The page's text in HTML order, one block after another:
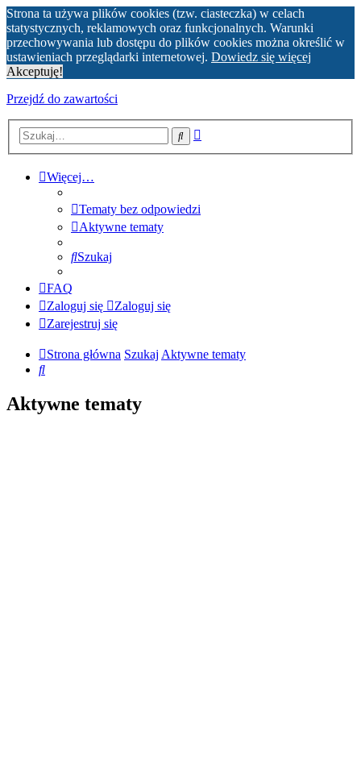
Strona ta używa plików cookies (tzw. ciasteczka) w celach
statystycznych, reklamowych oraz funkcjonalnych. Warunki
przechowywania lub dostępu do plików cookies można określić w
ustawieniach przeglądarki internetowej. Dowiedz się więcej
Akceptuję!
Przejdź do zawartości
Szukaj
Więcej…
Tematy bez odpowiedzi
Aktywne tematy
Szukaj
FAQ
Zaloguj się
Zaloguj się
Zarejestruj się
Strona główna Szukaj Aktywne tematy
Szukaj
Aktywne tematy